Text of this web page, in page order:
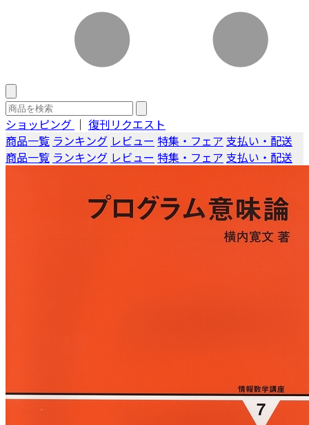
ショッピング ｜ 復刊リクエスト
商品一覧 ランキング レビュー 特集・フェア 支払い・配送
商品一覧 ランキング レビュー 特集・フェア 支払い・配送